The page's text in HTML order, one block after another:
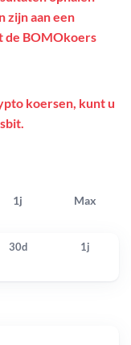
1j Max
zijn aan een
de BOMOkoers
koersen, kunt u
30d 1j